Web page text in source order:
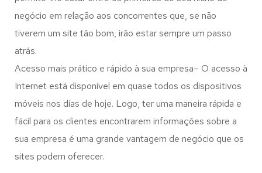
negócio em relação aos concorrentes que, se não
tiverem um site tão bom, irão estar sempre um passo
atrás.
Acesso mais prático e rápido à sua empresa– O acesso à
Internet está disponível em quase todos os dispositivos
móveis nos dias de hoje. Logo, ter uma maneira rápida e
fácil para os clientes encontrarem informações sobre a
sua empresa é uma grande vantagem de negócio que os
sites podem oferecer.